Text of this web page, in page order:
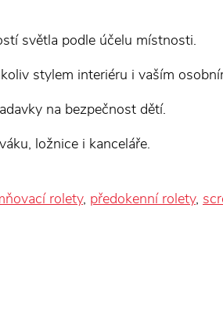
světla podle účelu místnosti.
stylem interiéru i vaším
na bezpečnost dětí.
ložnice i kanceláře.
rolety, předokenní rolety,